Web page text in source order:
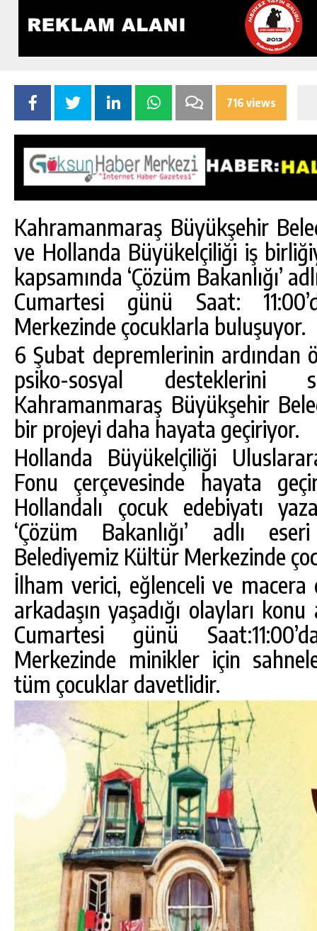
716 views
Kahramanmaraş Büyükşehir
ve Hollanda Büyükelçiliği iş
kapsamında ‘Çözüm Bakanlığı’
Cumartesi günü Saat:
Merkezinde çocuklarla buluşuyor.
6 Şubat depremlerinin ardından
psiko-sosyal desteklerini
Kahramanmaraş Büyükşehir
bir projeyi daha hayata geçiriyor.
Hollanda Büyükelçiliği
Fonu çerçevesinde hayata
Hollandalı çocuk edebiyatı
‘Çözüm Bakanlığı’ adlı
Belediyemiz Kültür Merkezinde
İlham verici, eğlenceli ve
arkadaşın yaşadığı olayları
Cumartesi günü
Merkezinde minikler için
tüm çocuklar davetlidir.
GÜNLÜK HABER AKIŞI
GÖKSUN HAFIZLIK KIZ KUR’AN KURSU
ÖĞRENCILERINE DARENDE GEZISI.